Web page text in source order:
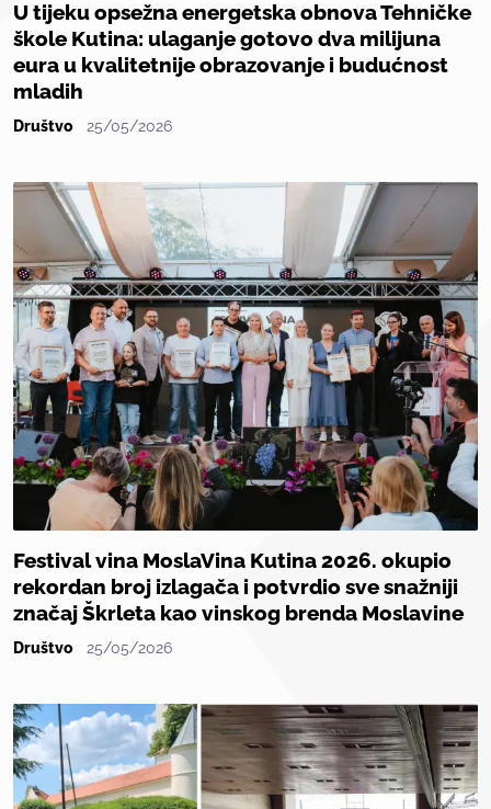
U tijeku opsežna energetska obnova Tehničke
škole Kutina: ulaganje gotovo dva milijuna
eura u kvalitetnije obrazovanje i budućnost
mladih
Društvo 25/05/2026
Festival vina MoslaVina Kutina 2026. okupio
rekordan broj izlagača i potvrdio sve snažniji
značaj Škrleta kao vinskog brenda Moslavine
Društvo 25/05/2026